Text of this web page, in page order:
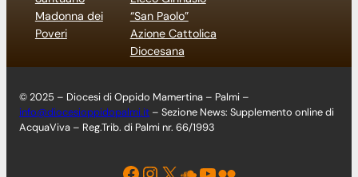
Madonna dei
Poveri
“San Paolo”
Azione Cattolica
Diocesana
© 2025 – Diocesi di Oppido Mamertina – Palmi –
info@diocesioppidopalmi.it – Sezione News: Supplemento online di
AcquaViva – Reg.Trib. di Palmi nr. 66/1993